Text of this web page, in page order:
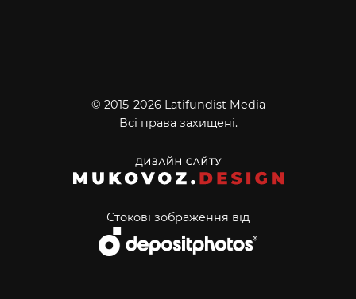
© 2015-2026 Latifundist Media
Всі права захищені.
Стокові зображення від